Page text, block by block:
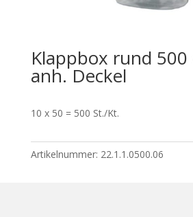
Klappbox rund 500
anh. Deckel
10 x 50 = 500 St./Kt.
Artikelnummer: 22.1.1.0500.06